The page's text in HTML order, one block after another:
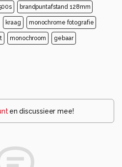
brandpuntafstand 128mm
kraag monochrome fotografie
monochroom gebaar
en discussieer mee!